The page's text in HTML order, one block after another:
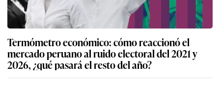
Termómetro económico: cómo reaccionó el
mercado peruano al ruido electoral del 2021 y
2026, ¿qué pasará el resto del año?